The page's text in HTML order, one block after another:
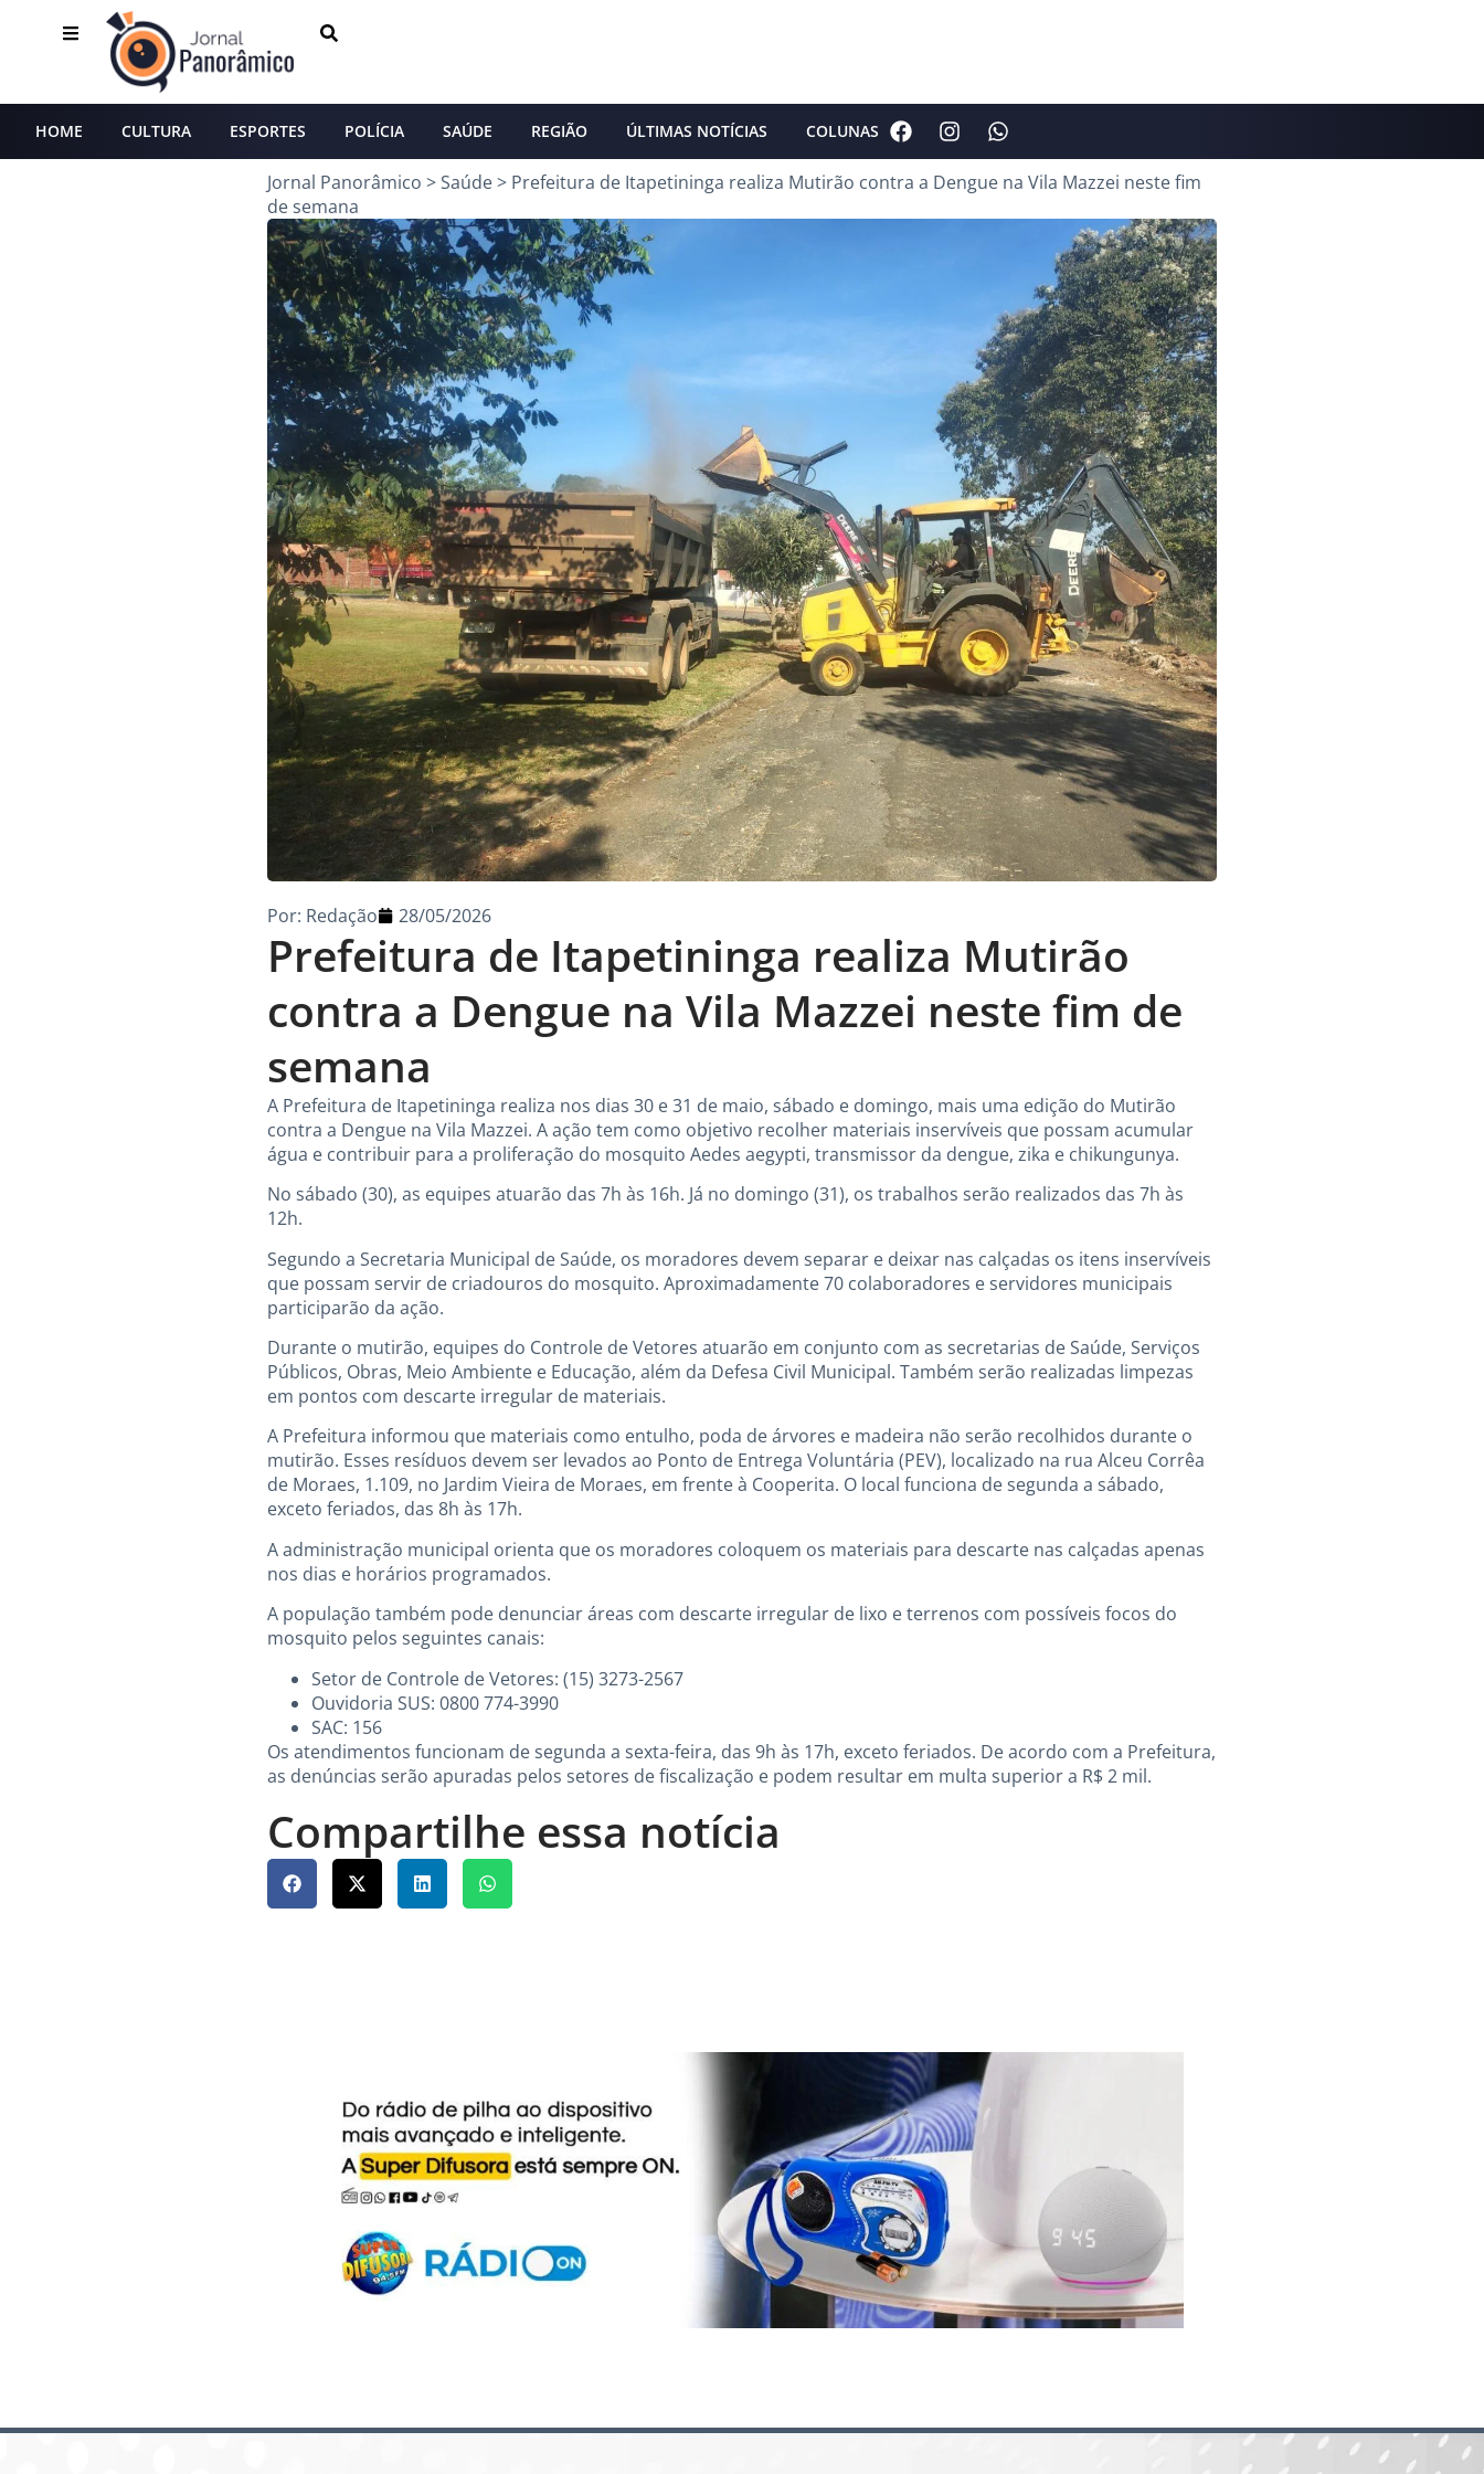
HOME CULTURA ESPORTES POLÍCIA SAÚDE REGIÃO ÚLTIMAS NOTÍCIAS COLUNAS
Jornal Panorâmico >Saúde> Prefeitura de Itapetininga realiza Mutirão contra a Dengue na Vila Mazzei neste fim
de semana
Prefeitura de Itapetininga realiza Mutirão
contra a Dengue na Vila Mazzei neste fim de
semana
Por: Redação 28/05/2026
A Prefeitura de Itapetininga realiza nos dias 30 e 31 de maio, sábado e domingo, mais uma edição do Mutirão
contra a Dengue na Vila Mazzei. A ação tem como objetivo recolher materiais inservíveis que possam acumular
água e contribuir para a proliferação do mosquito Aedes aegypti, transmissor da dengue, zika e chikungunya.
No sábado (30), as equipes atuarão das 7h às 16h. Já no domingo (31), os trabalhos serão realizados das 7h às
12h.
Segundo a Secretaria Municipal de Saúde, os moradores devem separar e deixar nas calçadas os itens inservíveis
que possam servir de criadouros do mosquito. Aproximadamente 70 colaboradores e servidores municipais
participarão da ação.
Durante o mutirão, equipes do Controle de Vetores atuarão em conjunto com as secretarias de Saúde, Serviços
Públicos, Obras, Meio Ambiente e Educação, além da Defesa Civil Municipal. Também serão realizadas limpezas
em pontos com descarte irregular de materiais.
A Prefeitura informou que materiais como entulho, poda de árvores e madeira não serão recolhidos durante o
mutirão. Esses resíduos devem ser levados ao Ponto de Entrega Voluntária (PEV), localizado na rua Alceu Corrêa
de Moraes, 1.109, no Jardim Vieira de Moraes, em frente à Cooperita. O local funciona de segunda a sábado,
exceto feriados, das 8h às 17h.
A administração municipal orienta que os moradores coloquem os materiais para descarte nas calçadas apenas
nos dias e horários programados.
A população também pode denunciar áreas com descarte irregular de lixo e terrenos com possíveis focos do
mosquito pelos seguintes canais:
Setor de Controle de Vetores: (15) 3273-2567
Ouvidoria SUS: 0800 774-3990
SAC: 156
Os atendimentos funcionam de segunda a sexta-feira, das 9h às 17h, exceto feriados. De acordo com a Prefeitura,
as denúncias serão apuradas pelos setores de fiscalização e podem resultar em multa superior a R$ 2 mil.
Compartilhe essa notícia